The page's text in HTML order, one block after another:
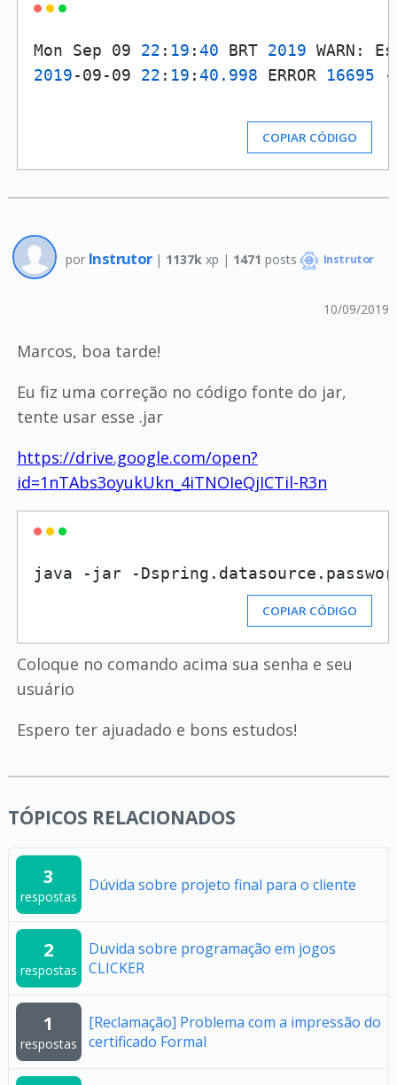
Mon Sep 09 22 : 19 :40 BRT 2019 WARN:
2019-09-09 22 : 19 :40.998 ERROR 16695
COPIAR CÓDIGO
por Instrutor | 1137k xp | 1471 posts Instrutor
10/09/2019
Marcos, boa tarde!
Eu fiz uma correção no código fonte do jar,
tente usar esse .jar
https://drive.google.com/open?
id=1nTAbs3oyukUkn_4iTNOIeQjICTil-R3n
java -jar -
COPIAR CÓDIGO
Coloque no comando acima sua senha e seu
usuário
Espero ter ajuadado e bons estudos!
TÓPICOS RELACIONADOS
3
respostas
Dúvida sobre projeto final para o cliente
2
respostas
Duvida sobre programação em jogos
CLICKER
1
respostas
[Reclamação] Problema com a impressão do
certificado Formal